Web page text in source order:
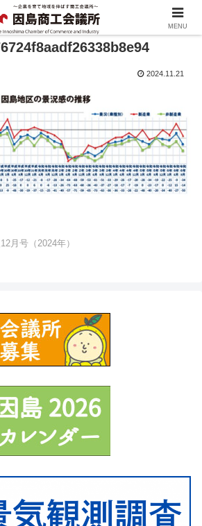
2024.11.21
月号（2024年）
MENU